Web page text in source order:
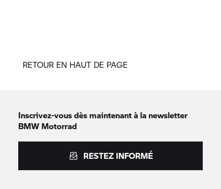
RETOUR EN HAUT DE PAGE
Inscrivez-vous dès maintenant à la newsletter
BMW Motorrad
RESTEZ INFORMÉ